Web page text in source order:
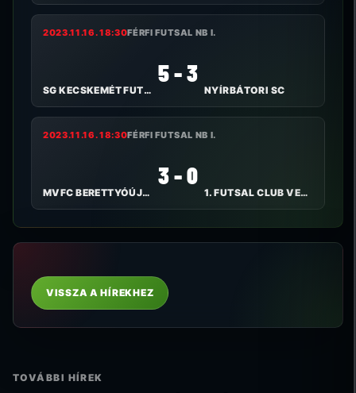
2023.11.16. 18:30FÉRFI FUTSAL NB I.
SG KECSKEMÉT FUTSAL
5 - 3
NYÍRBÁTORI SC
2023.11.16. 18:30FÉRFI FUTSAL NB I.
MVFC BERETTYÓÚJFALU
3 - 0
1. FUTSAL CLUB VESZPRÉM
VISSZA A HÍREKHEZ
TOVÁBBI HÍREK